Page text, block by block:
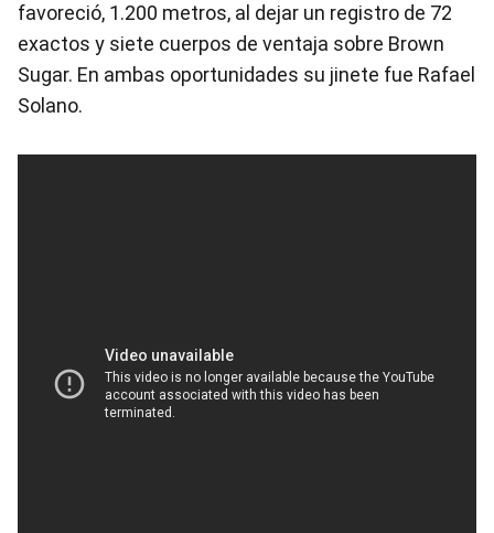
favoreció, 1.200 metros, al dejar un registro de 72
exactos y siete cuerpos de ventaja sobre Brown
Sugar. En ambas oportunidades su jinete fue Rafael
Solano.